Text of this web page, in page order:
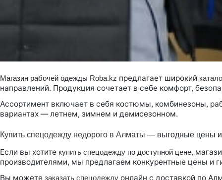
Магазин рабочей одежды Roba.kz предлагает широкий
направлений. Продукция сочетает в себе комфорт,
Ассортимент включает в себя костюмы, комбинезоны,
вариантах — летнем, зимнем и демисезонном.
Купить спецодежду недорого в Алматы — выгодные цены и
Если вы хотите купить спецодежду по доступной цене,
производителями, мы предлагаем конкурентные цены и
Вы можете заказать спецодежду онлайн с доставкой по